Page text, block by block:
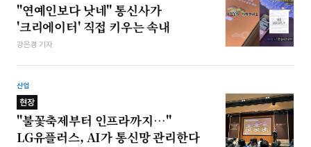
"연예인보다 낫네" 통신사가
'크리에이터' 직접 키우는 속내
강은경 기자
산업
현장
"불꽃축제부터 인프라까지…"
LG유플러스, AI가 통신망 관리한다